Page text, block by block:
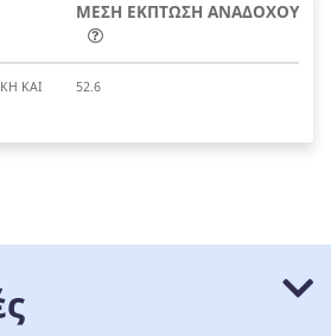
ΜΕΣΗ ΕΚΠΤΩΣΗ ΑΝΑΔΟΧΟΥ
KAI
52.6